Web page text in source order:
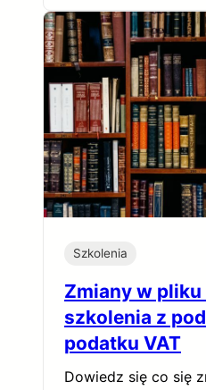
Szkolenia
Zmiany w pliku
szkolenia z
podatku VAT
Dowiedz się co się